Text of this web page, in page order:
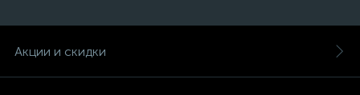
Акции и скидки